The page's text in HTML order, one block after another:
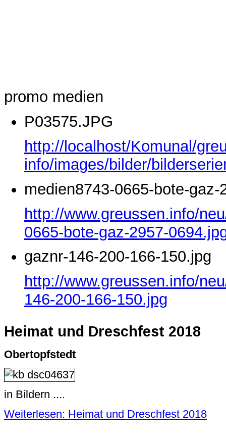
promo medien
P03575.JPG
http://localhost/Komunal/
info/images/bilder/
medien8743-0665-bote-gaz-
http://www.greussen.info/
0665-bote-gaz-2957-
gaznr-146-200-166-150.jpg
http://www.greussen.info/
146-200-166-150.jpg
Heimat und Dreschfest 2018
Obertopfstedt
in Bildern ....
Weiterlesen: Heimat und Dreschfest 2018